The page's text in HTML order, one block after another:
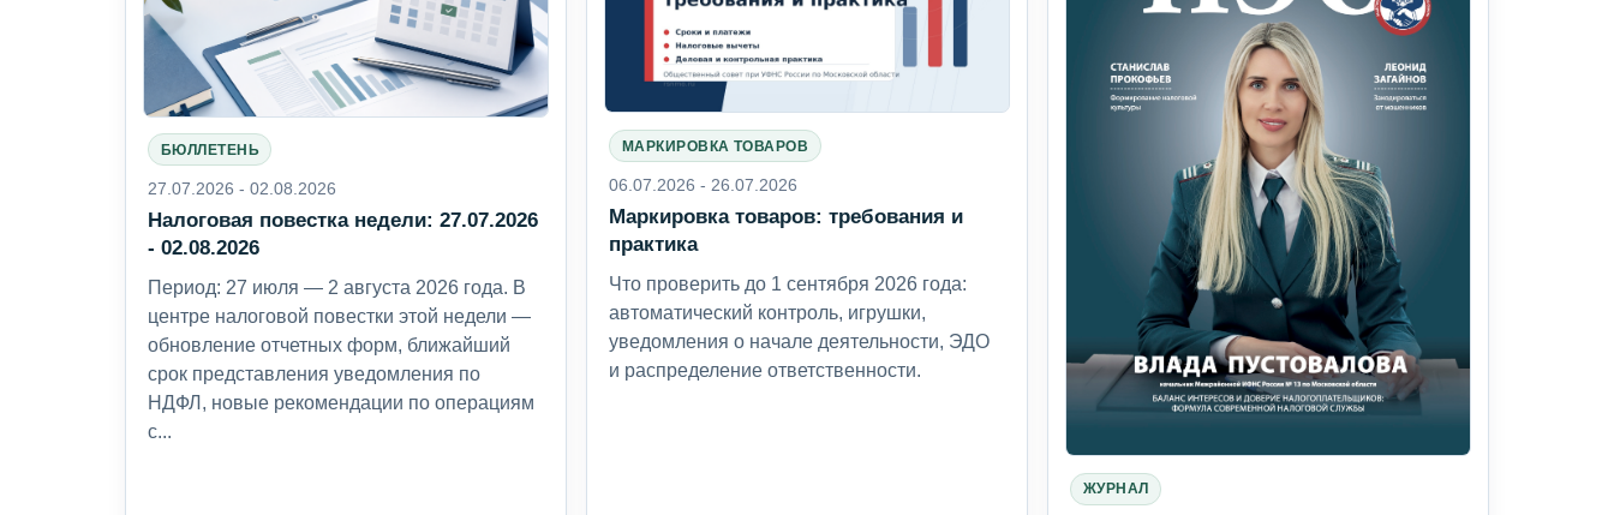
БЮЛЛЕТЕНЬ
27.07.2026 - 02.08.2026
Налоговая повестка недели: 27.07.2026
- 02.08.2026
Период: 27 июля — 2 августа 2026 года. В
центре налоговой повестки этой недели —
обновление отчетных форм, ближайший
срок представления уведомления по
НДФЛ, новые рекомендации по операциям
с...
МАРКИРОВКА ТОВАРОВ
06.07.2026 - 26.07.2026
Маркировка товаров: требования и
практика
Что проверить до 1 сентября 2026 года:
автоматический контроль, игрушки,
уведомления о начале деятельности, ЭДО
и распределение ответственности.
ЖУРНАЛ